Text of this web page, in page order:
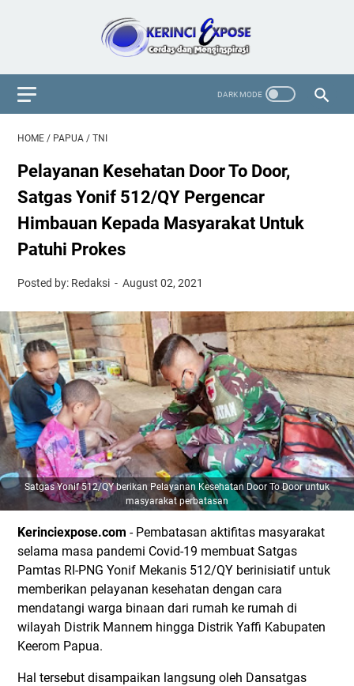
HOME / PAPUA / TNI
Pelayanan Kesehatan Door To Door,
Satgas Yonif 512/QY Pergencar
Himbauan Kepada Masyarakat Untuk
Patuhi Prokes
Posted by: Redaksi August 02, 2021
Satgas Yonif 512/QY berikan Pelayanan Kesehatan Door To Door untuk
masyarakat perbatasan
Kerinciexpose.com - Pembatasan aktifitas masyarakat
selama masa pandemi Covid-19 membuat Satgas
Pamtas RI-PNG Yonif Mekanis 512/QY berinisiatif untuk
memberikan pelayanan kesehatan dengan cara
mendatangi warga binaan dari rumah ke rumah di
wilayah Distrik Mannem hingga Distrik Yaffi Kabupaten
Keerom Papua.
Hal tersebut disampaikan langsung oleh Dansatgas